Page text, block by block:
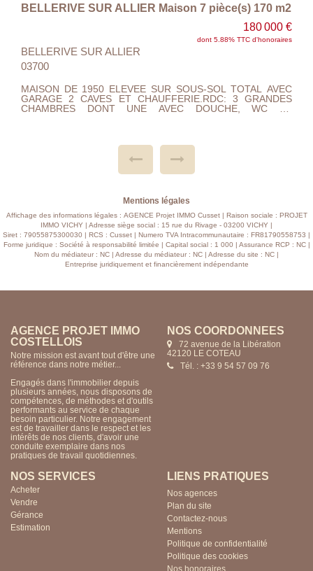
Maison Vichy 2 pièce(s) 52 m2
79 000 €
dont 9.72% TTC d'honoraires
VICHY 03200
ACHAT OU PERSONNE SEULE. MAISON DE 52 M2 ELEVEE
SUR UNE CAVE. RDC: ENTREE DE 6.5 M 2, CUISINE 14.80
M2 AVEC POELE A GRANULES, SEJOUR/ SALON 16 M2,
SALLE DE BAINS AVEC WC 3.20M2. A L'ETAGE UN PALIER,
18.5 M 2. TOUT A L'EGOUT, TAXE FONCIERE 697 EUROS.
Mentions légales
Affichage des informations légales : AGENCE Projet IMMO Cusset | Raison sociale : PROJET
IMMO VICHY | Adresse siège social : 15 rue du Rivage - 03200 VICHY |
Siret : 79055875300030 | RCS : Cusset | Numero TVA Intracommunautaire : FR81790558753 |
Forme juridique : Société à responsabilité limitée | Capital social : 1 000 | Assurance RCP : NC |
Nom du médiateur : NC | Adresse du médiateur : NC | Adresse du site : NC |
Entreprise juridiquement et financièrement indépendante
AGENCE PROJET IMMO
CUSSET
Notre mission est avant tout d'être une
référence dans notre métier...
Engagés dans l'immobilier depuis
plusieurs années, nous disposons de
compétences, de méthodes et d'outils
performants au service de chaque
besoin particulier. Notre engagement
est de travailler dans le respect et les
intérêts de nos clients, d'avoir une
conduite exemplaire dans nos
pratiques de travail quotidiennes.
NOS COORDONNÉES
15 rue du Rivage
03200 VICHY
Tél. : +33 4 70 57 85 24
NOS SERVICES
Acheter
Vendre
Gérance
Estimation
LIENS PRATIQUES
Nos agences
Plan du site
Contactez-nous
Mentions
Politique de confidentialité
Politique des cookies
Nos honoraires